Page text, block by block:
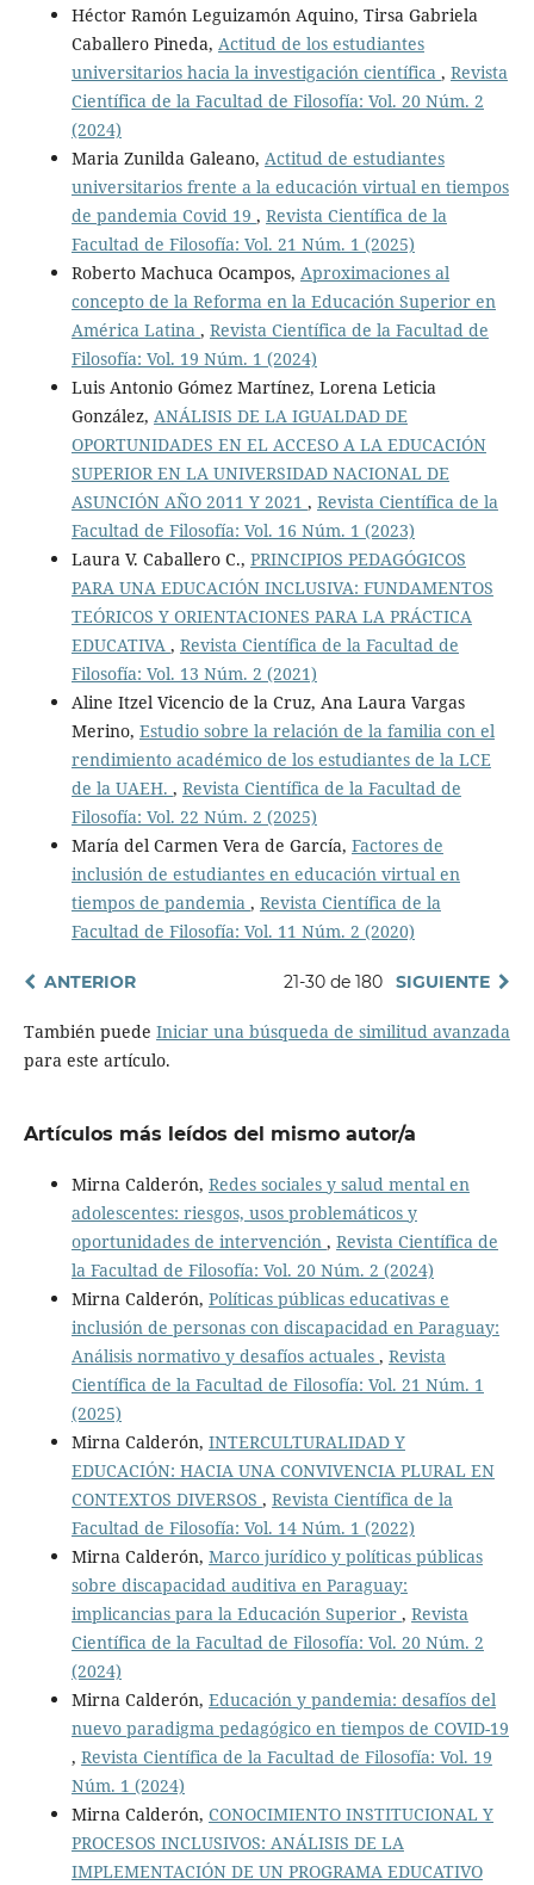
Héctor Ramón Leguizamón Aquino, Tirsa Gabriela
Caballero Pineda, Actitud de los estudiantes
universitarios hacia la investigación científica , Revista
Científica de la Facultad de Filosofía: Vol. 20 Núm. 2
(2024)
Maria Zunilda Galeano, Actitud de estudiantes
universitarios frente a la educación virtual en tiempos
de pandemia Covid 19 , Revista Científica de la
Facultad de Filosofía: Vol. 21 Núm. 1 (2025)
Roberto Machuca Ocampos, Aproximaciones al
concepto de la Reforma en la Educación Superior en
América Latina , Revista Científica de la Facultad de
Filosofía: Vol. 19 Núm. 1 (2024)
Luis Antonio Gómez Martínez, Lorena Leticia
González, ANÁLISIS DE LA IGUALDAD DE
OPORTUNIDADES EN EL ACCESO A LA EDUCACIÓN
SUPERIOR EN LA UNIVERSIDAD NACIONAL DE
ASUNCIÓN AÑO 2011 Y 2021 , Revista Científica de la
Facultad de Filosofía: Vol. 16 Núm. 1 (2023)
Laura V. Caballero C., PRINCIPIOS PEDAGÓGICOS
PARA UNA EDUCACIÓN INCLUSIVA: FUNDAMENTOS
TEÓRICOS Y ORIENTACIONES PARA LA PRÁCTICA
EDUCATIVA , Revista Científica de la Facultad de
Filosofía: Vol. 13 Núm. 2 (2021)
Aline Itzel Vicencio de la Cruz, Ana Laura Vargas
Merino, Estudio sobre la relación de la familia con el
rendimiento académico de los estudiantes de la LCE
de la UAEH. , Revista Científica de la Facultad de
Filosofía: Vol. 22 Núm. 2 (2025)
María del Carmen Vera de García, Factores de
inclusión de estudiantes en educación virtual en
tiempos de pandemia , Revista Científica de la
Facultad de Filosofía: Vol. 11 Núm. 2 (2020)
ANTERIOR 21-30 de 180 SIGUIENTE
También puede Iniciar una búsqueda de similitud avanzada
para este artículo.
Artículos más leídos del mismo autor/a
Mirna Calderón, Redes sociales y salud mental en
adolescentes: riesgos, usos problemáticos y
oportunidades de intervención , Revista Científica de
la Facultad de Filosofía: Vol. 20 Núm. 2 (2024)
Mirna Calderón, Políticas públicas educativas e
inclusión de personas con discapacidad en Paraguay:
Análisis normativo y desafíos actuales , Revista
Científica de la Facultad de Filosofía: Vol. 21 Núm. 1
(2025)
Mirna Calderón, INTERCULTURALIDAD Y
EDUCACIÓN: HACIA UNA CONVIVENCIA PLURAL EN
CONTEXTOS DIVERSOS , Revista Científica de la
Facultad de Filosofía: Vol. 14 Núm. 1 (2022)
Mirna Calderón, Marco jurídico y políticas públicas
sobre discapacidad auditiva en Paraguay:
implicancias para la Educación Superior , Revista
Científica de la Facultad de Filosofía: Vol. 20 Núm. 2
(2024)
Mirna Calderón, Educación y pandemia: desafíos del
nuevo paradigma pedagógico en tiempos de COVID-19
, Revista Científica de la Facultad de Filosofía: Vol. 19
Núm. 1 (2024)
Mirna Calderón, CONOCIMIENTO INSTITUCIONAL Y
PROCESOS INCLUSIVOS: ANÁLISIS DE LA
IMPLEMENTACIÓN DE UN PROGRAMA EDUCATIVO